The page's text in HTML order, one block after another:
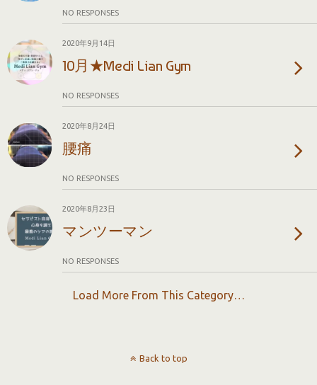
NO RESPONSES
2020年9月14日
10月★Medi Lian Gym
NO RESPONSES
2020年8月24日
腰痛
NO RESPONSES
2020年8月23日
マンツーマン
NO RESPONSES
Load More From This Category…
Back to top